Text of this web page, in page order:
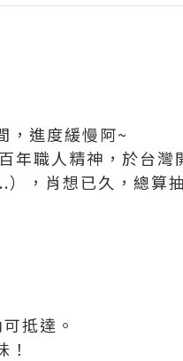
，進度緩慢阿~
年職人精神，於台
，肖想已久，總算
抵達。